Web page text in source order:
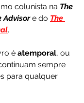
colunista na The
Advisor e do The
.
é atemporal, ou
sempre
para qualquer